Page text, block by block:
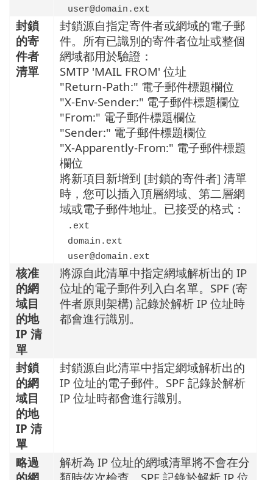
user@domain.ext
封鎖
的寄
件者
清單
封鎖源自指定寄件者或網域的電子郵
件。所有已識別的寄件者位址或整個
網域都用於驗證：
SMTP 'MAIL FROM' 位址
"Return-Path:" 電子郵件標題欄位
"X-Env-Sender:" 電子郵件標題欄位
"From:" 電子郵件標題欄位
"Sender:" 電子郵件標題欄位
"X-Apparently-From:" 電子郵件標題
欄位
將新項目新增到 [封鎖的寄件者] 清單
時，您可以插入頂層網域、第二層網
域或電子郵件地址。已接受的格式：
.ext
domain.ext
user@domain.ext
核准
的網
域目
的地
IP 清
單
將源自此清單中指定網域解析出的 IP
位址的電子郵件列入白名單。SPF (寄
件者原則架構) 記錄於解析 IP 位址時
都會進行識別。
封鎖
的網
域目
的地
IP 清
單
封鎖源自此清單中指定網域解析出的
IP 位址的電子郵件。SPF 記錄於解析
IP 位址時都會進行識別。
略過
解析為 IP 位址的網域清單將不會在分